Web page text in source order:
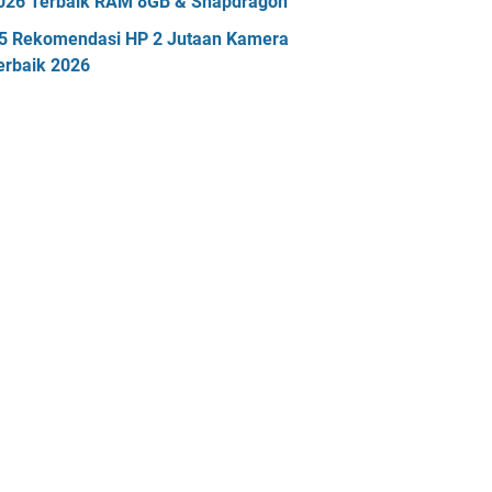
Rekomendasi HP 2 Jutaan Kamera
2026